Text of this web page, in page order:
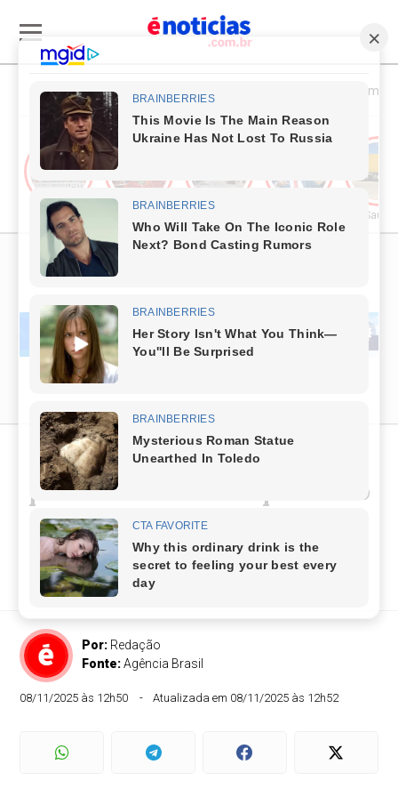
Esporte & Cultura Política & Economia
Cultura Saúde
Enem 2025: saiba o que é
permitido levar no primeiro
dia de provas
Não esqueça o documento oficial com foto e a
caneta preta transparente
Por: Redação
Fonte:Agência Brasil
08/11/2025 às 12h50 Atualizada em 08/11/2025 às 12h52